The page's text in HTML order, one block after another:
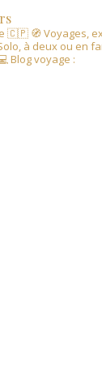
🇨🇵 🧭 Voyages,
à deux ou en
Blog voyage :